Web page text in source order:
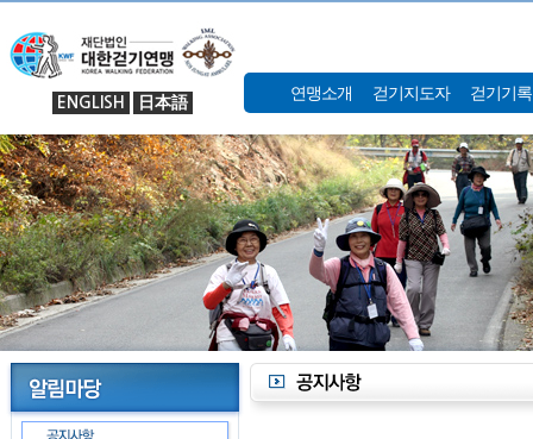
ENGLISH 日本語 연맹소개 걷기지도자 걷기기